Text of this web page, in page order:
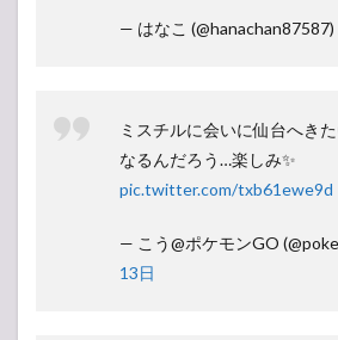
— はなこ (@hanachan87587)
ミスチルに会いに仙台へき
なるんだろう…楽しみ✨
pic.twitter.com/txb61ewe9d
— こう@ポケモンGO
13日